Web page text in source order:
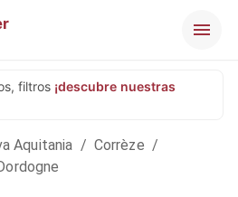
filtros ¡descubre nuestras
Aquitania / Corrèze /